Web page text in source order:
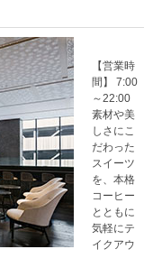
【営業時
間】 7:00
～22:00
素材や美
しさにこ
だわった
スイーツ
を、本格
コーヒー
とともに
気軽にテ
イクアウ